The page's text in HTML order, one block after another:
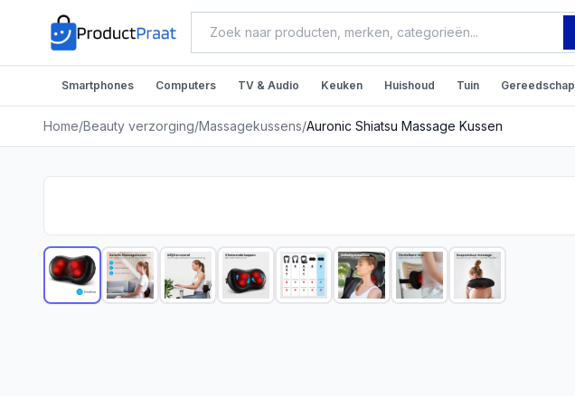
Smartphones Computers TV & Audio Keuken Huishoud Tuin Gereedschap
Home/Beauty verzorging/Massagekussens/Auronic Shiatsu Massage Kussen